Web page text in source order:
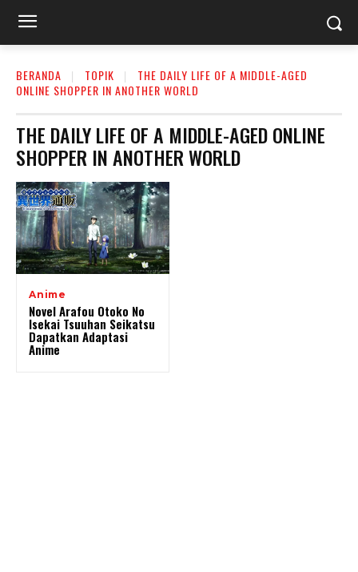
BERANDA TOPIK
THE DAILY LIFE OF A MIDDLE-AGED
ONLINE SHOPPER IN ANOTHER WORLD
THE DAILY LIFE OF A MIDDLE-AGED ONLINE
SHOPPER IN ANOTHER WORLD
Anime
Novel Arafou Otoko No
Isekai Tsuuhan Seikatsu
Dapatkan Adaptasi
Anime